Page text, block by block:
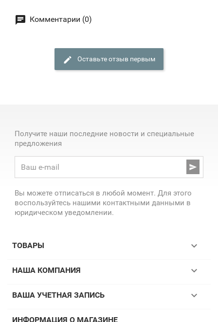
Комментарии (0)
Оставьте отзыв первым
Получите наши последние новости и специальные
предложения

Вы можете отписаться в любой момент. Для этого
воспользуйтесь нашими контактными данными в
юридическом уведомлении.
ТОВАРЫ 
НАША КОМПАНИЯ 
ВАША УЧЕТНАЯ ЗАПИСЬ 
ИНФОРМАЦИЯ О МАГАЗИНЕ